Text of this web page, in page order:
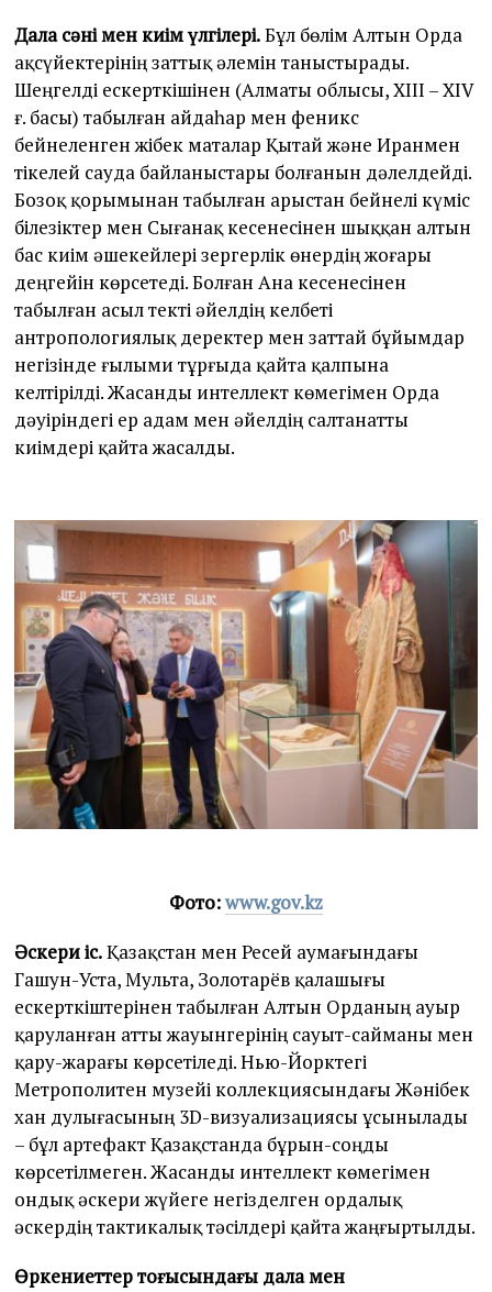
Дала сәні мен киім үлгілері.Бұл бөлім Алтын Орда
ақсүйектерінің заттық әлемін таныстырады.
Шеңгелді ескерткішінен (Алматы облысы, XIII – XIV
ғ. басы) табылған айдаһар мен феникс
бейнеленген жібек маталар Қытай және Иранмен
тікелей сауда байланыстары болғанын дәлелдейді.
Бозоқ қорымынан табылған арыстан бейнелі күміс
білезіктер мен Сығанақ кесенесінен шыққан алтын
бас киім әшекейлері зергерлік өнердің жоғары
деңгейін көрсетеді. Болған Ана кесенесінен
табылған асыл текті әйелдің келбеті
антропологиялық деректер мен заттай бұйымдар
негізінде ғылыми тұрғыда қайта қалпына
келтірілді. Жасанды интеллект көмегімен Орда
дәуіріндегі ер адам мен әйелдің салтанатты
киімдері қайта жасалды.
Фото:www.gov.kz
Әскери іс.Қазақстан мен Ресей аумағындағы
Гашун-Уста, Мульта, Золотарёв қалашығы
ескерткіштерінен табылған Алтын Орданың ауыр
қаруланған атты жауынгерінің сауыт-сайманы мен
қару-жарағы көрсетіледі. Нью-Йорктегі
Метрополитен музейі коллекциясындағы Жәнібек
хан дулығасының 3D-визуализациясы ұсынылады
– бұл артефакт Қазақстанда бұрын-соңды
көрсетілмеген. Жасанды интеллект көмегімен
ондық әскери жүйеге негізделген ордалық
әскердің тактикалық тәсілдері қайта жаңғыртылды.
Өркениеттер тоғысындағы дала мен